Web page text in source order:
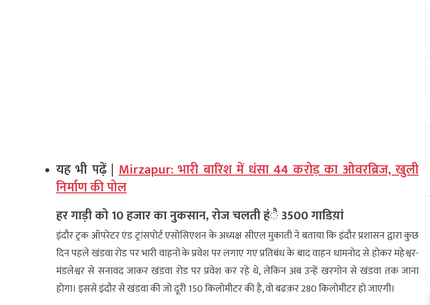
यह भी पढ़ें |Mirzapur: भारी बारिश में धंसा 44 करोड़ का ओवरब्रिज, खुली
निर्माण की पोल
हर गाड़ी को 10 हजार का नुकसान, रोज चलती हंै 3500 गाडिय़ां
इंदौर ट्रक ऑपरेटर एंड ट्रांसपोर्ट एसोसिएशन के अध्यक्ष सीएल मुकाती ने बताया कि इंदौर प्रशासन द्वारा कुछ
दिन पहले खंडवा रोड पर भारी वाहनों के प्रवेश पर लगाए गए प्रतिबंध के बाद वाहन धामनोद से होकर महेश्वर-
मंडलेश्वर से सनावद जाकर खंडवा रोड पर प्रवेश कर रहे थे, लेकिन अब उन्हें खरगोन से खंडवा तक जाना
होगा। इससे इंदौर से खंडवा की जो दूरी 150 किलोमीटर की है, वो बढक़र 280 किलोमीटर हो जाएगी।